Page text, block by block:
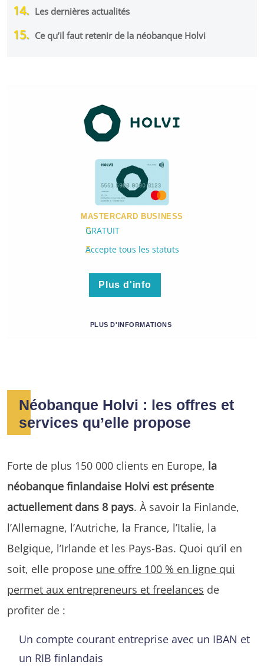
Les dernières actualités
Ce qu’il faut retenir de la néobanque Holvi
MASTERCARD BUSINESS
GRATUIT
Accepte tous les statuts
Plus d'info
PLUS D'INFORMATIONS
Néobanque Holvi : les offres et
services qu’elle propose
Forte de plus 150 000 clients en Europe, la
néobanque finlandaise Holvi est présente
actuellement dans 8 pays. À savoir la Finlande,
l’Allemagne, l’Autriche, la France, l’Italie, la
Belgique, l’Irlande et les Pays-Bas. Quoi qu’il en
soit, elle propose une offre 100 % en ligne qui
permet aux entrepreneurs et freelances de
profiter de :
Un compte courant entreprise avec un IBAN et
un RIB finlandais